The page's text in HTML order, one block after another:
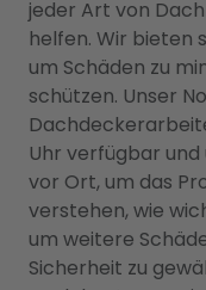
jeder Art von
helfen. Wir bieten
um Schäden zu
schützen. Unser
Uhr verfügbar
vor Ort, um das
verstehen, wie
um weitere
Sicherheit zu